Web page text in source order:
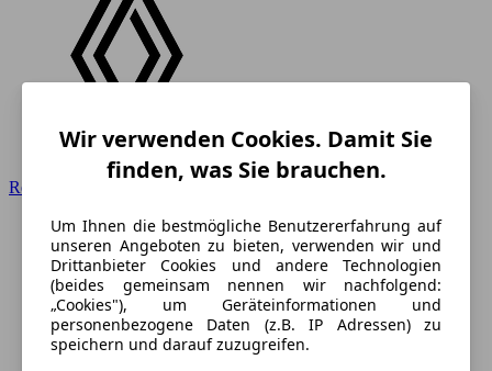
Renault
Wir verwenden Cookies. Damit Sie
finden, was Sie brauchen.
Um Ihnen die bestmögliche Benutzererfahrung auf
unseren Angeboten zu bieten, verwenden wir und
Drittanbieter Cookies und andere Technologien
(beides gemeinsam nennen wir nachfolgend:
„Cookies"), um Geräteinformationen und
personenbezogene Daten (z.B. IP Adressen) zu
speichern und darauf zuzugreifen.